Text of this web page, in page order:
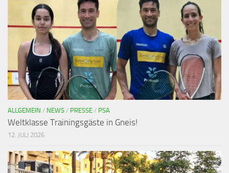
ALLGEMEIN / NEWS / PRESSE / PSA
Weltklasse Trainingsgäste in Gneis!
12. JULI 2026